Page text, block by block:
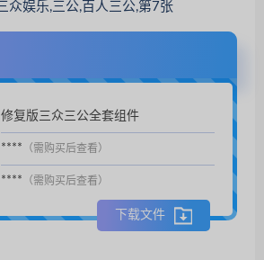
修复版三众三公全套组件
**** （需购买后查看）
**** （需购买后查看）
下载文件